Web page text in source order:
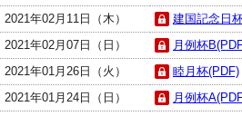
2021年02月11日（木）
建国記念日
2021年02月07日（日）
月例杯
2021年01月26日（火）
睦月杯(PDF)
2021年01月24日（日）
月例杯